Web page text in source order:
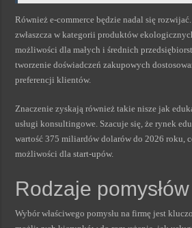
Również e-commerce będzie nadal się
zwłaszcza w kategorii produktów
możliwości dla małych i średnich
tworzenie doświadczeń zakupowych
preferencji klientów.
Znaczenie zyskają również takie nisze jak
usługi konsultingowe. Szacuje się, że rynek
wartość 375 miliardów dolarów do 2026 roku,
możliwości dla start-upów.
Rodzaje
Wybór właściwego pomysłu na firmę jest